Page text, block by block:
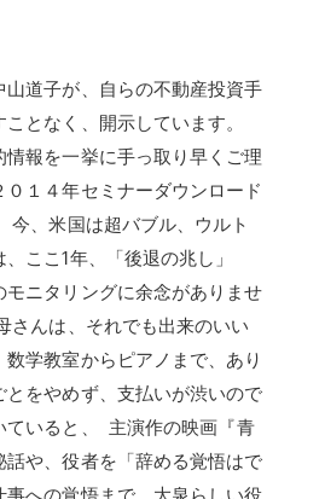
道子が、自らの不動産投資手
となく、開示しています。
情報を一挙に手っ取り早くご理
１４年セミナーダウンロード
今、米国は超バブル、ウルト
ここ1年、「後退の兆し」
モニタリングに余念がありませ
さんは、それでも出来のいい
学教室からピアノまで、あり
とをやめず、支払いが渋いので
ていると、 主演作の映画『青
や、役者を「辞める覚悟はで
事への覚悟まで、大泉らしい役